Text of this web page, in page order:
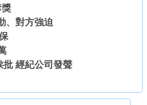
獎
、對方強迫
批 經紀公司發聲